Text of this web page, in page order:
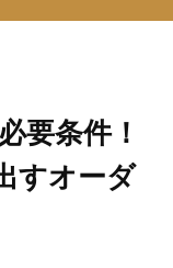
要条件！
すオーダ